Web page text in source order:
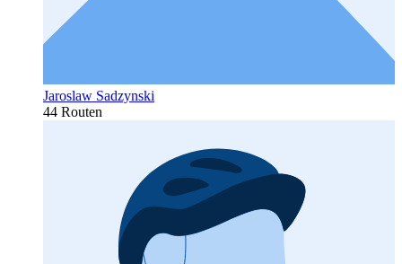
Jaroslaw Sadzynski
44 Routen